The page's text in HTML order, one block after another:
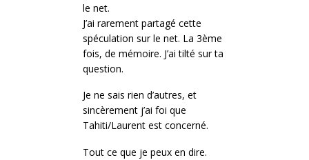
le net.
J’ai rarement partagé cette
spéculation sur le net. La 3ème
fois, de mémoire. J’ai tilté sur ta
question.
Je ne sais rien d’autres, et
sincèrement j’ai foi que
Tahiti/Laurent est concerné.
Tout ce que je peux en dire.